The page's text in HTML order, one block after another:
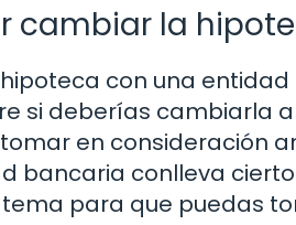
cambiar la
con una
si deberías cambiarla
en consideración
bancaria conlleva
para que puedas